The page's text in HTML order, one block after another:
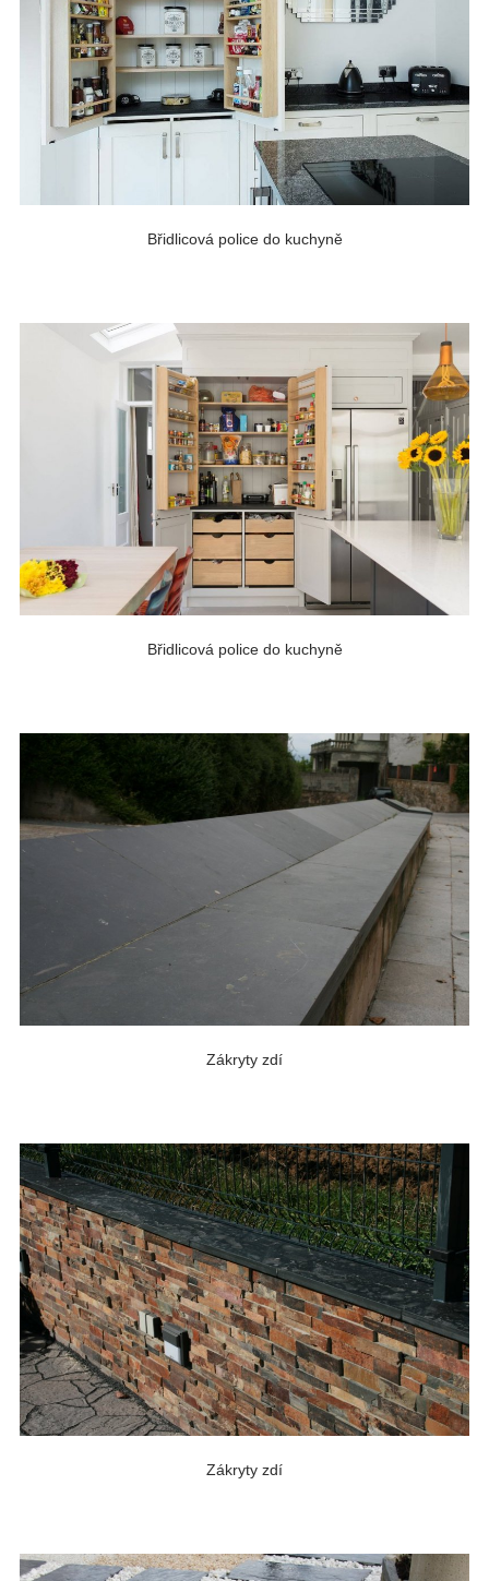
Břidlicová police do kuchyně
Břidlicová police do kuchyně
Zákryty zdí
Zákryty zdí